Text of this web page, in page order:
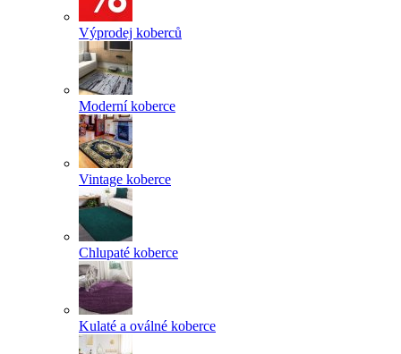
Výprodej koberců
Moderní koberce
Vintage koberce
Chlupaté koberce
Kulaté a oválné koberce